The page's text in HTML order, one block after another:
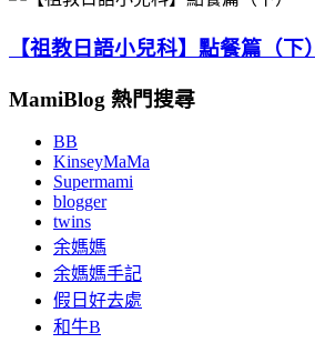
【祖教日語小兒科】點餐篇（下）
MamiBlog 熱門搜尋
BB
KinseyMaMa
Supermami
blogger
twins
余媽媽
余媽媽手記
假日好去處
和牛B